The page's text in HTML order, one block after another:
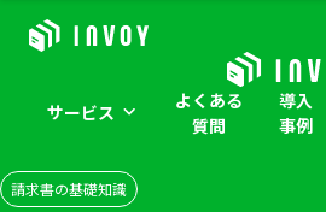
サービス
よくある
質問
導入
事例
請求書の基礎知識